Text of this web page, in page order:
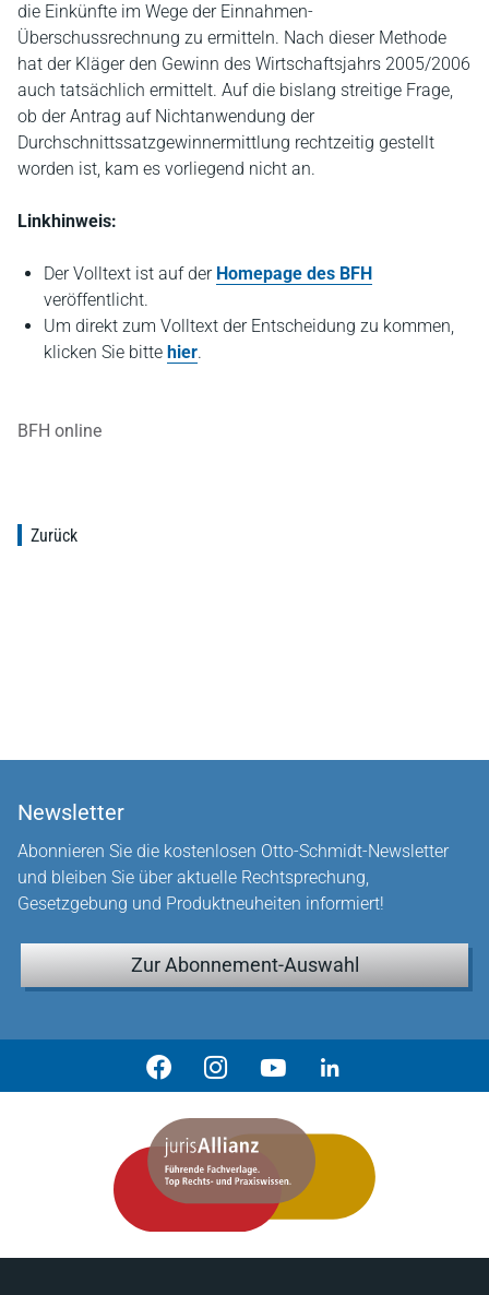
die Einkünfte im Wege der Einnahmen-
Überschussrechnung zu ermitteln. Nach dieser Methode
hat der Kläger den Gewinn des Wirtschaftsjahrs 2005/2006
auch tatsächlich ermittelt. Auf die bislang streitige Frage,
ob der Antrag auf Nichtanwendung der
Durchschnittssatzgewinnermittlung rechtzeitig gestellt
worden ist, kam es vorliegend nicht an.
Linkhinweis:
Der Volltext ist auf der Homepage des BFH
veröffentlicht.
Um direkt zum Volltext der Entscheidung zu kommen,
klicken Sie bitte hier.
BFH online
Zurück
Newsletter
Abonnieren Sie die kostenlosen Otto-Schmidt-Newsletter
und bleiben Sie über aktuelle Rechtsprechung,
Gesetzgebung und Produktneuheiten informiert!
Zur Abonnement-Auswahl